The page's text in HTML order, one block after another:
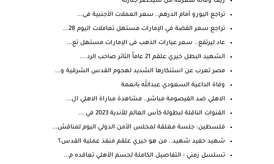
تراجع اليورو أمام الدرهم.. سعر العملات الأجنبية فى...
تراجع سعر الفضة في الإمارات مستهل تعاملات اليوم 28...
عاد ليرتفع.. سعر عيارات الذهب فى الإمارات مستهل تع...
‏الشهيد البطل خيري علقم 21 عاماً الثائر صاحب الرد ...
مصر تعرب عن استنكارها الشديد لهجوم القدس الشرقية و...
وفاة الداعية السعودي عبدالله بانعمة
الاهلي ضد القيصومة مباشر.. مشاهدة مباراة الاهلي ال...
القنوات الناقلة لبطولة كأس العالم للأندية 2023 في ...
فلسطين: جلسة مغلقة لمجلس الأمن الدولي اليوم لمناقش...
شهيد حفيد شهيد.. من هو خيري علقم منفذ عملية القدس؟
تسلسل زمني - التفاصيل الكاملة لحسم الأهلي تعاقده م...